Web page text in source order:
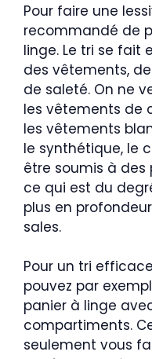
Pour faire une
recommandé de
linge. Le tri se fait
des vêtements,
de saleté. On ne
les vêtements de
les vêtements
le synthétique, le
être soumis à des
ce qui est du
plus en
sales.
Pour un tri
pouvez par
panier à linge
compartiments.
seulement vous